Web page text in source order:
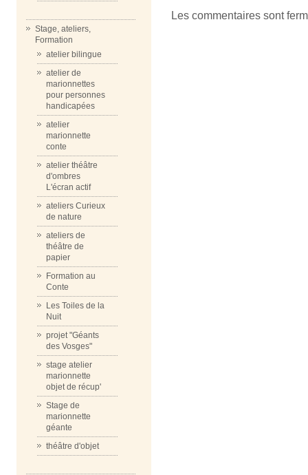
Stage, ateliers,
Formation
atelier bilingue
atelier de
marionnettes
pour personnes
handicapées
atelier
marionnette
conte
atelier théâtre
d'ombres
L'écran actif
ateliers Curieux
de nature
ateliers de
théâtre de
papier
Formation au
Conte
Les Toiles de la
Nuit
projet "Géants
des Vosges"
stage atelier
marionnette
objet de récup'
Stage de
marionnette
géante
théâtre d'objet
Les commentaires sont